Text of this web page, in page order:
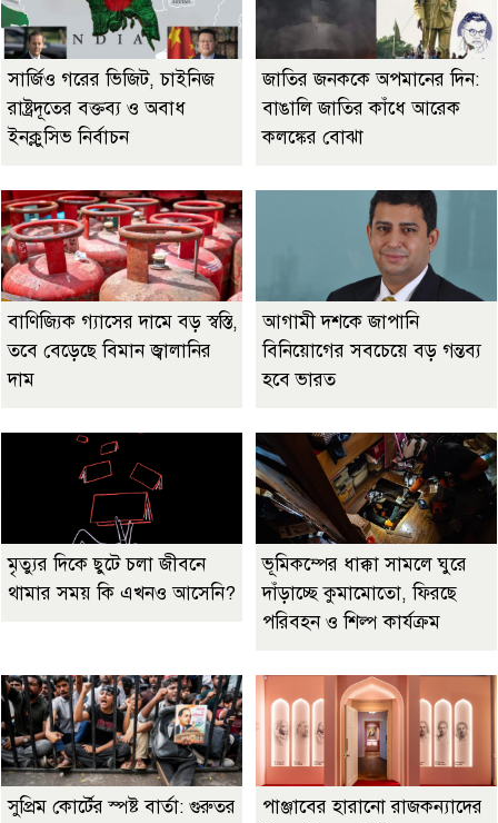
সার্জিও গরের ভিজিট, চাইনিজ
রাষ্ট্রদূতের বক্তব্য ও অবাধ
ইনক্লুসিভ নির্বাচন
জাতির জনককে অপমানের দিন:
বাঙালি জাতির কাঁধে আরেক
কলঙ্কের বোঝা
বাণিজ্যিক গ্যাসের দামে বড় স্বস্তি,
তবে বেড়েছে বিমান জ্বালানির
দাম
আগামী দশকে জাপানি
বিনিয়োগের সবচেয়ে বড় গন্তব্য
হবে ভারত
মৃত্যুর দিকে ছুটে চলা জীবনে
থামার সময় কি এখনও আসেনি?
ভূমিকম্পের ধাক্কা সামলে ঘুরে
দাঁড়াচ্ছে কুমামোতো, ফিরছে
পরিবহন ও শিল্প কার্যক্রম
সুপ্রিম কোর্টের স্পষ্ট বার্তা: গুরুতর
পাঞ্জাবের হারানো রাজকন্যাদের